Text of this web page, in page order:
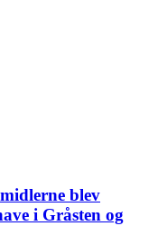
blev
i Gråsten og